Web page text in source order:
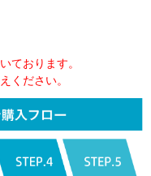
ております。
ください。